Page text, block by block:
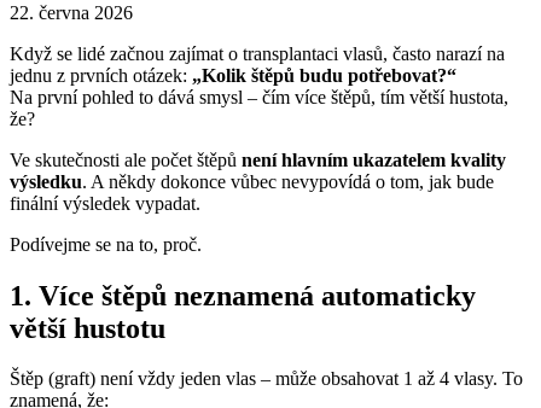
22. června 2026
Když se lidé začnou zajímat o transplantaci vlasů, často narazí na
jednu z prvních otázek: „Kolik štěpů budu potřebovat?“
Na první pohled to dává smysl – čím více štěpů, tím větší hustota,
že?
Ve skutečnosti ale počet štěpů není hlavním ukazatelem kvality
výsledku. A někdy dokonce vůbec nevypovídá o tom, jak bude
finální výsledek vypadat.
Podívejme se na to, proč.
1. Více štěpů neznamená automaticky
větší hustotu
Štěp (graft) není vždy jeden vlas – může obsahovat 1 až 4 vlasy. To
znamená, že: